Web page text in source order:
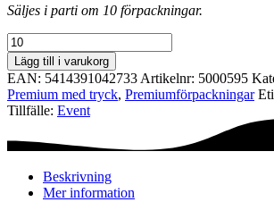
Säljes i parti om 10 förpackningar.
Premiumförpackning
Ø30
cm
-
Globe
mängd
Lägg till i varukorg
EAN: 5414391042733 Artikelnr: 5000595
Premium med tryck, Premium­förpackningar
Tillfälle: Event
Beskrivning
Mer information